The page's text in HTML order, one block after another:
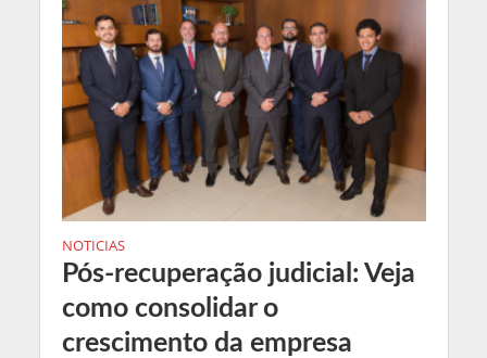
NOTICIAS
Pós-recuperação judicial: Veja
como consolidar o
crescimento da empresa